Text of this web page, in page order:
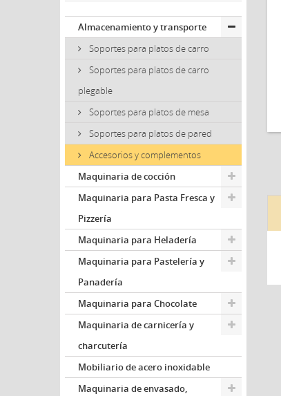
Almacenamiento y transporte
Soportes para platos de carro
Soportes para platos de carro
plegable
Soportes para platos de mesa
Soportes para platos de pared
Accesorios y complementos
Maquinaria de cocción
Maquinaria para Pasta Fresca y
Pizzería
Maquinaria para Heladería
Maquinaria para Pastelería y
Panadería
Maquinaria para Chocolate
Maquinaria de carnicería y
charcutería
Mobiliario de acero inoxidable
Maquinaria de envasado,